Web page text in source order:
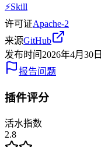
⚡Skill
许可证Apache-2
来源GitHub
发布时间 2026年4月30日
报告问题
插件评分
活水指数
2.8